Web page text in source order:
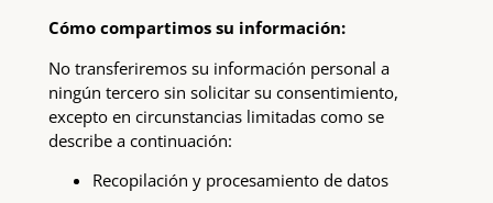
Cómo compartimos su información:
No transferiremos su información personal a
ningún tercero sin solicitar su consentimiento,
excepto en circunstancias limitadas como se
describe a continuación:
Recopilación y procesamiento de datos